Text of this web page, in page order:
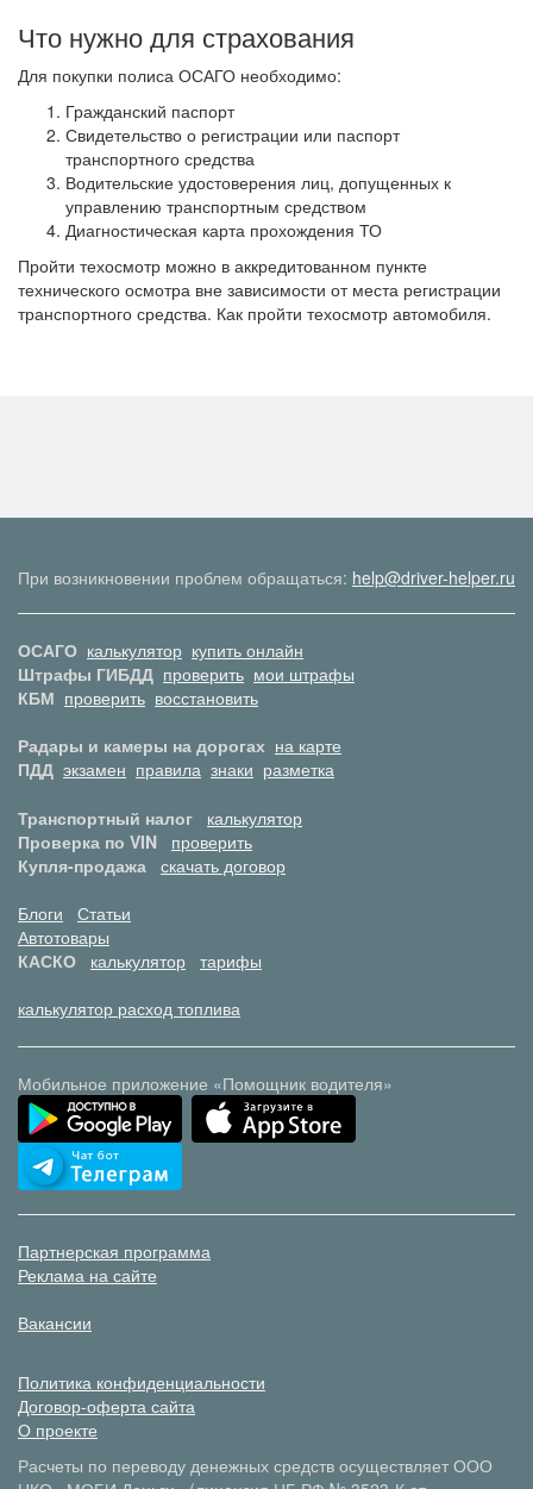
Что нужно для страхования
Для покупки полиса ОСАГО необходимо:
Гражданский паспорт
Свидетельство о регистрации или паспорт
транспортного средства
Водительские удостоверения лиц, допущенных к
управлению транспортным средством
Диагностическая карта прохождения ТО
Пройти техосмотр можно в аккредитованном пункте
технического осмотра вне зависимости от места регистрации
транспортного средства. Как пройти техосмотр автомобиля.
При возникновении проблем обращаться: help@driver-helper.ru
ОСАГО калькулятор купить онлайн
Штрафы ГИБДД проверить мои штрафы
КБМ проверить восстановить
Радары и камеры на дорогах на карте
ПДД экзамен правила знаки разметка
Транспортный налог
калькулятор
Проверка по VIN
проверить
Купля-продажа скачать договор
Блоги
Статьи
Автотовары
КАСКО
калькулятор тарифы
калькулятор расход топлива
Мобильное приложение «Помощник водителя»
Партнерская программа
Реклама на сайте
Вакансии
Политика конфиденциальности
Договор-оферта сайта
О проекте
Расчеты по переводу денежных средств осуществляет ООО